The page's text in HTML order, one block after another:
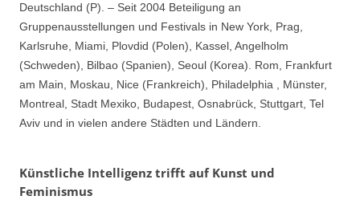
Deutschland (P). – Seit 2004 Beteiligung an
Gruppenausstellungen und Festivals in New York, Prag,
Karlsruhe, Miami, Plovdid (Polen), Kassel, Angelholm
(Schweden), Bilbao (Spanien), Seoul (Korea). Rom, Frankfurt
am Main, Moskau, Nice (Frankreich), Philadelphia , Münster,
Montreal, Stadt Mexiko, Budapest, Osnabrück, Stuttgart, Tel
Aviv und in vielen andere Städten und Ländern.
Künstliche Intelligenz trifft auf Kunst und
Feminismus